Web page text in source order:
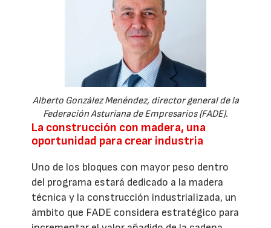
Alberto González Menéndez, director general de la
Federación Asturiana de Empresarios (FADE).
La construcción con madera, una
oportunidad para crear industria
Uno de los bloques con mayor peso dentro
del programa estará dedicado a la madera
técnica y la construcción industrializada, un
ámbito que FADE considera estratégico para